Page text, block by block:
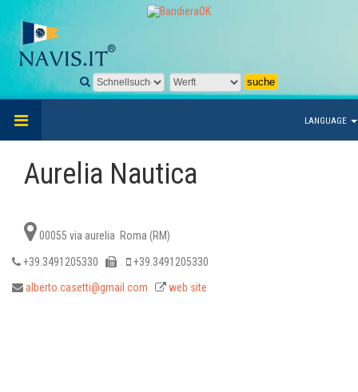
LANGUAGE
Aurelia Nautica
00055 via aurelia Roma (RM)
+39.3491205330
+39.3491205330
alberto.casetti@gmail.com
web site